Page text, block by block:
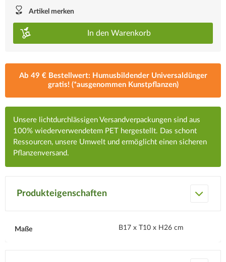
Artikel merken
In den Warenkorb
Ab 49 € Bestellwert: Humusbildender Universaldünger
gratis! (*ausgenommen Kunstpflanzen)
Unsere lichtdurchlässigen Versandverpackungen sind aus
100% wiederverwendetem PET hergestellt. Das schont
Ressourcen, unsere Umwelt und ermöglicht einen sicheren
Pflanzenversand.
Produkteigenschaften
Maße B17 x T10 x H26 cm